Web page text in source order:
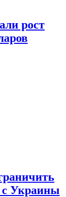
рост
с Украины